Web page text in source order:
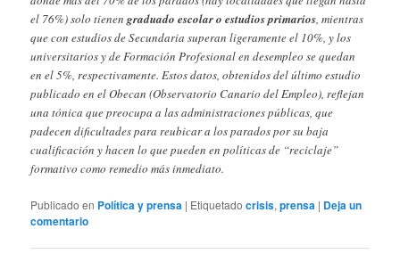
el 76%) solo tienengraduado escolar o estudios primarios, mientras
que con estudios de Secundaria superan ligeramente el 10%, y los
universitarios y de Formación Profesional en desempleo se quedan
en el 5%, respectivamente. Estos datos, obtenidos del último estudio
publicado en el Obecan (Observatorio Canario del Empleo), reflejan
una tónica que preocupa a las administraciones públicas, que
padecen dificultades para reubicar a los parados por su baja
cualificación y hacen lo que pueden en políticas de “reciclaje”
formativo como remedio más inmediato.
Publicado en Política y prensa | Etiquetado crisis,prensa | Deja un
comentario